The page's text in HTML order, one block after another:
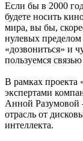
Если бы в 2000
будете носить
мира, вы бы,
нулевых
«дозвониться» и
пользуемся
В рамках проекта
экспертами
Анной Разумовой
отрасль от
интеллекта.